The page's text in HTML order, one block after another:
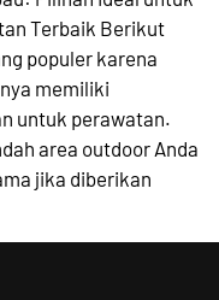
Terbaik Berikut
populer karena
memiliki
untuk perawatan.
area outdoor Anda
jika diberikan